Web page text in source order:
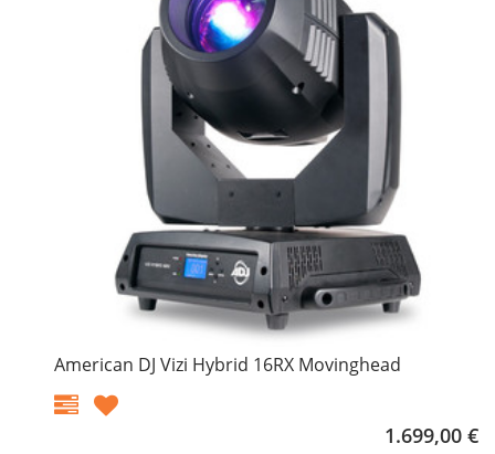
American DJ Vizi Hybrid 16RX Movinghead
1.699,00 €